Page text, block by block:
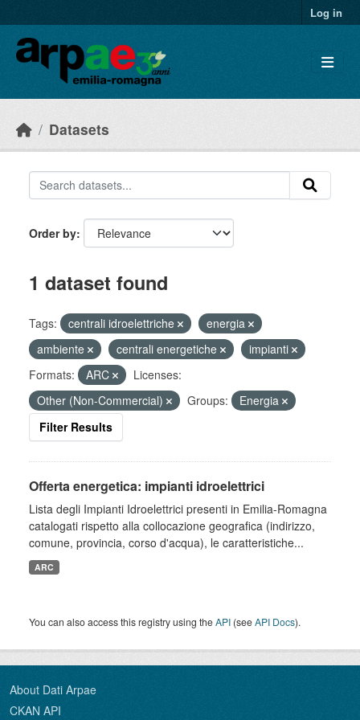
Log in
Datasets
Order by
1 dataset found
Tags: centrali idroelettriche
energia
ambiente
centrali energetiche
impianti
Formats:
ARC
Licenses:
Other (Non-Commercial)
Groups:
Energia
Filter Results
Offerta energetica: impianti idroelettrici
Lista degli Impianti Idroelettrici presenti in Emilia-Romagna
catalogati rispetto alla collocazione geografica (indirizzo,
comune, provincia, corso d'acqua), le caratteristiche...
ARC
You can also access this registry using theAPI (seeAPI Docs).
About Dati Arpae
CKAN API